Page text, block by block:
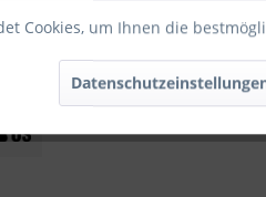
Cookies, um Ihnen die